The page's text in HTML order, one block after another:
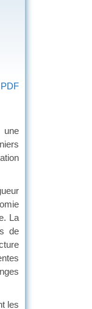
une
La
de
les